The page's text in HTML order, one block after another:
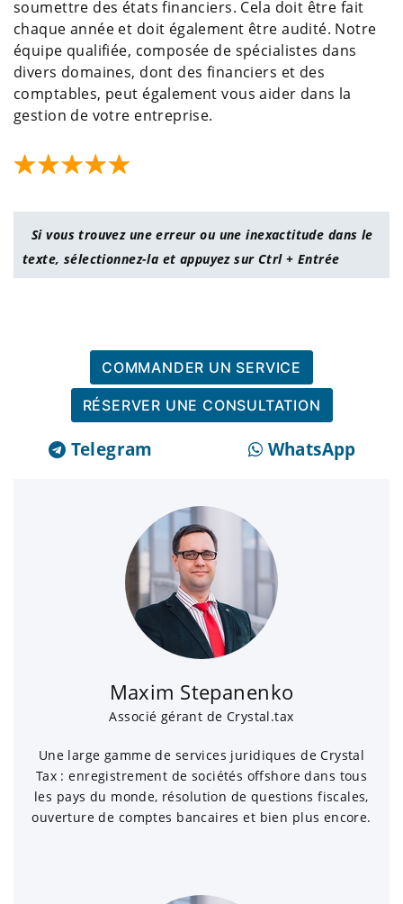
soumettre des états financiers. Cela doit être fait
chaque année et doit également être audité. Notre
équipe qualifiée, composée de spécialistes dans
divers domaines, dont des financiers et des
comptables, peut également vous aider dans la
gestion de votre entreprise.
Si vous trouvez une erreur ou une inexactitude dans le
texte, sélectionnez-la et appuyez sur Ctrl + Entrée
COMMANDER UN SERVICE
RÉSERVER UNE CONSULTATION
Telegram WhatsApp
Maxim Stepanenko
Associé gérant de Crystal.tax
Une large gamme de services juridiques de Crystal
Tax : enregistrement de sociétés offshore dans tous
les pays du monde, résolution de questions fiscales,
ouverture de comptes bancaires et bien plus encore.